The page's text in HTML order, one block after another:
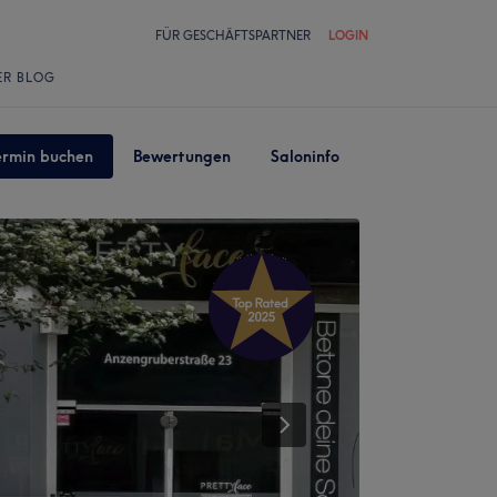
FÜR GESCHÄFTSPARTNER LOGIN
BLOG
buchen Bewertungen Saloninfo